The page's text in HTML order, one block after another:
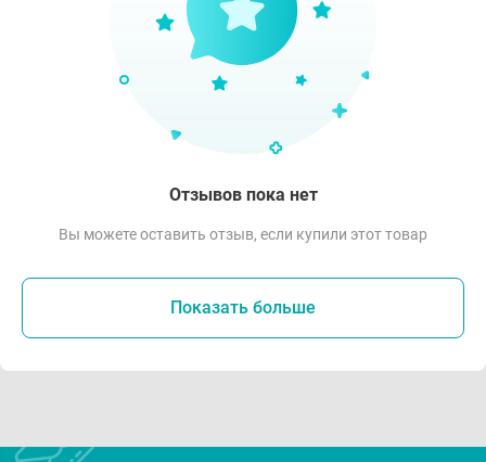
Отзывов пока нет
Вы можете оставить отзыв, если купили этот товар
Показать больше